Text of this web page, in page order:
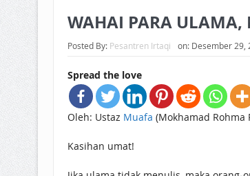
WAHAI PARA ULAMA,
Posted By: Pesantren Irtaqi on: Desember 29,
Spread the love
Oleh: Ustaz Muafa (Mokhamad Rohma
Kasihan umat!